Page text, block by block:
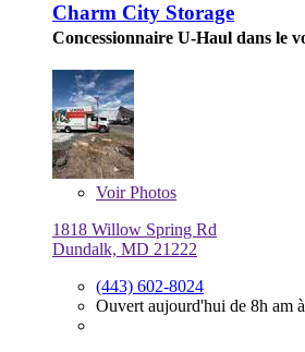
Charm City Storage
Concessionnaire U-Haul dans le
VoirPhotos
1818 Willow Spring Rd
Dundalk, MD 21222
(443) 602-8024
Ouvert aujourd'hui de 8h am